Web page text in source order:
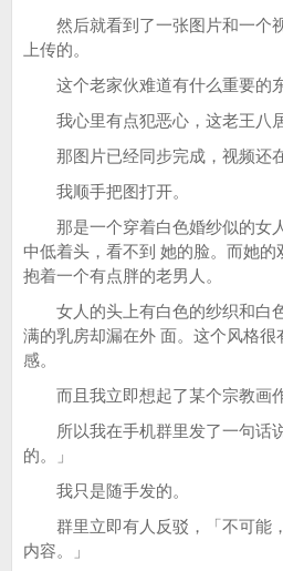
然后就看到了一张图片和一个
上传的。
这个老家伙难道有什么重要的
我心里有点犯恶心，这老王八
那图片已经同步完成，视频还在
我顺手把图打开。
那是一个穿着白色婚纱似的女
中低着头，看不到 她的脸。而她
抱着一个有点胖的老男人。
女人的头上有白色的纱织和白
满的乳房却漏在外 面。这个风格
感。
而且我立即想起了某个宗教画作
所以我在手机群里发了一句话
的。」
我只是随手发的。
群里立即有人反驳，「不可能
内容。」